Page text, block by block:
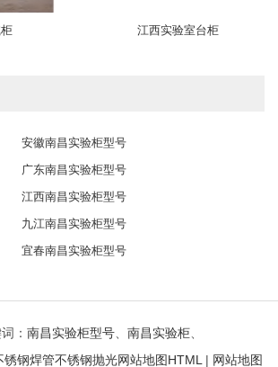
江西实验室台柜
安徽南昌实验柜型号
广东南昌实验柜型号
江西南昌实验柜型号
九江南昌实验柜型号
宜春南昌实验柜型号
： 南昌实验柜型号 南昌实验柜
锈钢焊管不锈钢抛光网站地图HTML | 网站地图